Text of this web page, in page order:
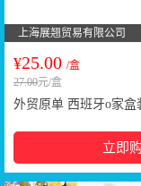
上海展翘贸易有限公司
¥25.00 /盒
27.00元/盒
外贸原单 西班牙o家
立即